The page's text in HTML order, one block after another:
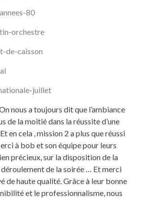
80​
orchestre
de-caisson
juillet
nous a toujours dit que l’ambiance
de la moitié dans la réussite d’une
en cela , mission 2 a plus que réussi
à bob et son équipe pour leurs
précieux, sur la disposition de la
de la soirée … Et merci
de haute qualité. Grâce à leur bonne
et le professionnalisme, nous